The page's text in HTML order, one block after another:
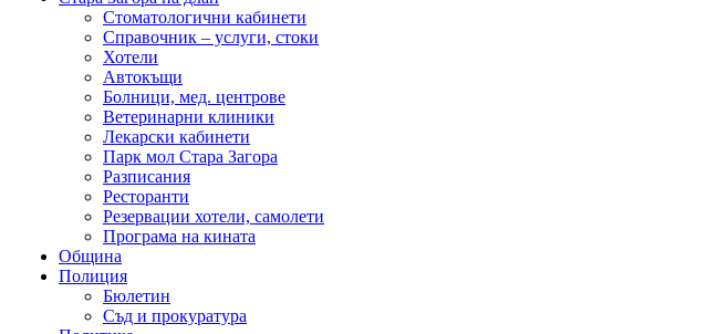
Стоматологични кабинети
Справочник – услуги, стоки
Хотели
Автокъщи
Болници, мед. центрове
Ветеринарни клиники
Лекарски кабинети
Парк мол Стара Загора
Разписания
Ресторанти
Резервации хотели, самолети
Програма на кината
Община
Полиция
Бюлетин
Съд и прокуратура